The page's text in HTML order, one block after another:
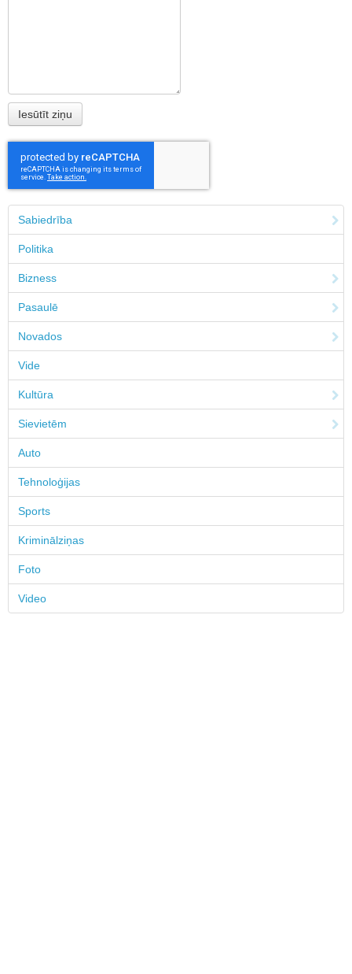
Sabiedrība
Politika
Bizness
Pasaulē
Novados
Vide
Kultūra
Sievietēm
Auto
Tehnoloģijas
Sports
Kriminālziņas
Foto
Video